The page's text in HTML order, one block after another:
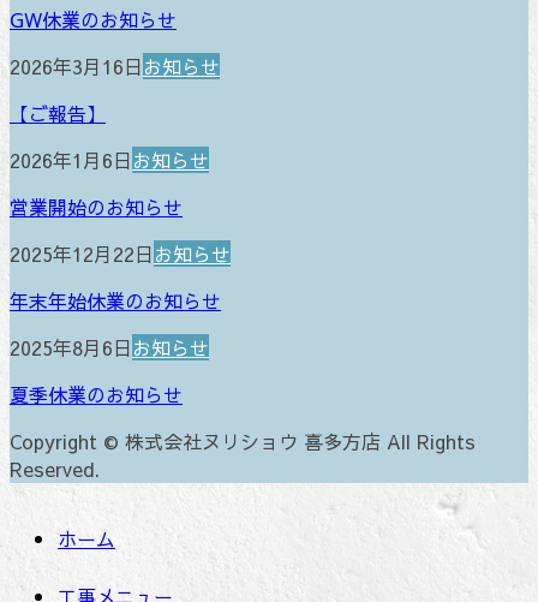
GW休業のお知らせ
2026年3月16日お知らせ
【ご報告】
2026年1月6日お知らせ
営業開始のお知らせ
2025年12月22日お知らせ
年末年始休業のお知らせ
2025年8月6日お知らせ
夏季休業のお知らせ
Copyright © 株式会社ヌリショウ 喜多方店 All Rights
Reserved.
ホーム
工事メニュー